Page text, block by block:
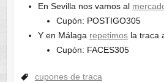
En Sevilla nos vamos al
Cupón: POSTIGO305
Y en Málaga repetimosla traca
Cupón: FACES305
cupones de traca